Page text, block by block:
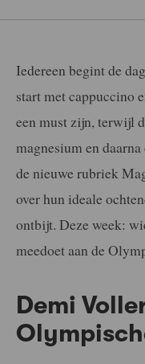
Iedereen begint de
start met cappuccino
een must zijn, terwijl
magnesium en
de nieuwe rubriek
over hun ideale
ontbijt. Deze week:
meedoet aan de
Demi